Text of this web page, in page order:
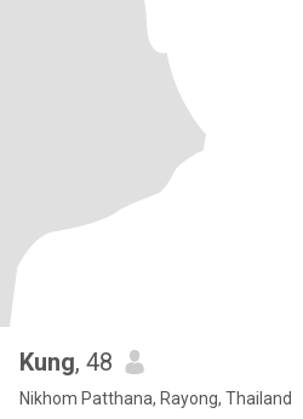
Kung, 48
Nikhom Patthana, Rayong, Thailand